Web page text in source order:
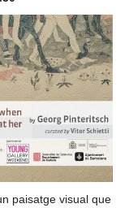
paisatge visual que